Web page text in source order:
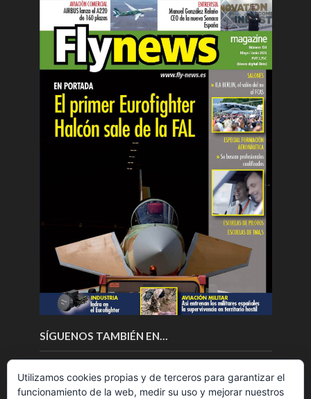
SÍGUENOS TAMBIÉN EN…
Utilizamos cookies propias y de terceros para garantizar el
funcionamiento de la web, medir su uso y mejorar nuestros